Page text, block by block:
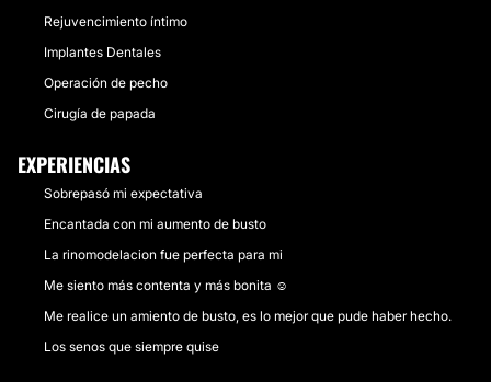
Rejuvencimiento íntimo
Implantes Dentales
Operación de pecho
Cirugía de papada
EXPERIENCIAS
Sobrepasó mi expectativa
Encantada con mi aumento de busto
La rinomodelacion fue perfecta para mi
Me siento más contenta y más bonita ☺️
Me realice un amiento de busto, es lo mejor que pude haber hecho.
Los senos que siempre quise